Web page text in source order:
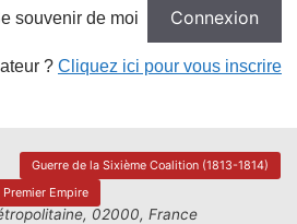
souvenir de moi
? Cliquez ici pour vous inscrire
Guerre de la Sixième Coalition (1813-1814)
Premier Empire
02000, France